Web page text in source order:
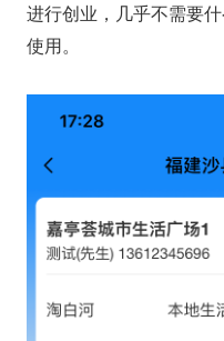
进行创业，几乎不需要
使用。